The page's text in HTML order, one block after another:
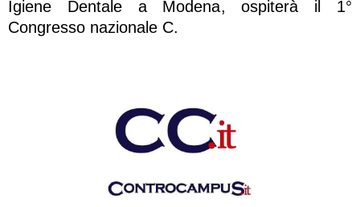
Igiene Dentale a Modena, ospiterà il 1°
Congresso nazionale C.